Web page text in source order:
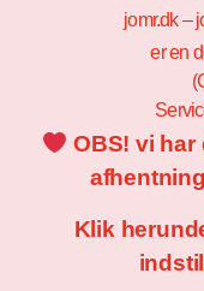
jomr.dk –
er en
OBS! vi
Klik